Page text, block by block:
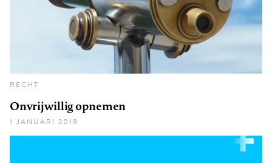
RECHT
Onvrijwillig opnemen
1 JANUARI 2018